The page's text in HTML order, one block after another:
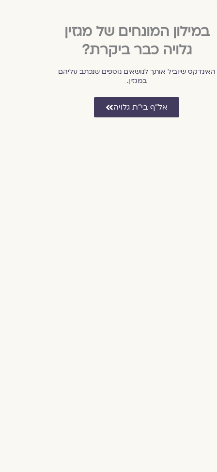
במילון המונחים של מגזין
גלויה כבר ביקרת?
האינדקס שיוביל אותך לנושאים נוספים שנכתב עליהם
במגזין.
אל״ף בי״ת גלויה